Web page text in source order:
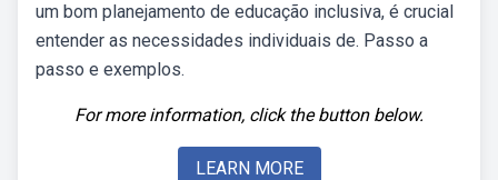
um bom planejamento de educação inclusiva, é crucial
entender as necessidades individuais de. Passo a
passo e exemplos.
For more information, click the button below.
LEARN MORE